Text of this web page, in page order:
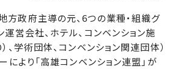
政府主導の元、6つの業種・組織グ
運営会社、ホテル、コンベンション施
、学術団体、コンベンション関連団体）
により「高雄コンベンション連盟」が